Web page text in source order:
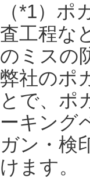
（*1）
査工程な
のミスの
弊社のポ
とで、ポ
ーキング
ガン・検
けます。